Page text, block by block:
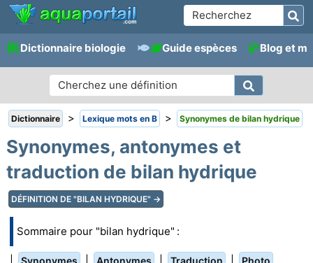
Dictionnaire biologie Guide espèces Blog et
Dictionnaire > Lexique mots en B > Synonymes de bilan hydrique
Synonymes, antonymes et
traduction de bilan hydrique
DÉFINITION DE "BILAN HYDRIQUE" →
Sommaire pour "bilan hydrique" :
Synonymes Antonymes Traduction Photo